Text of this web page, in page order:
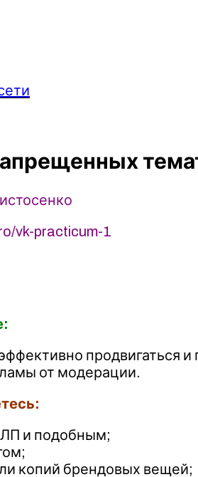
vk-practicum-1
продвигаться и
от модерации.
и подобным;
копий брендовых вещей;